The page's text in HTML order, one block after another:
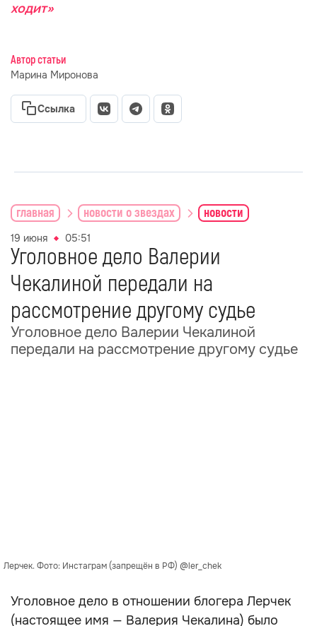
ходит»
Автор статьи
Марина Миронова
Ссылка
главная новости о звездах новости
19 июня 05:51
Уголовное дело Валерии
Чекалиной передали на
рассмотрение другому судье
Уголовное дело Валерии Чекалиной
передали на рассмотрение другому судье
Лерчек. Фото: Инстаграм (запрещён в РФ) @ler_chek
Уголовное дело в отношении блогера Лерчек
(настоящее имя — Валерия Чекалина) было